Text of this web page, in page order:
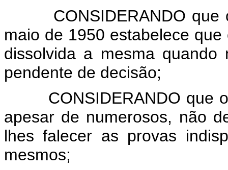
CONSIDERANDO que o
maio de 1950 estabelece
dissolvida a mesma quando
pendente de decisão;
CONSIDERANDO que o
apesar de numerosos, não
lhes falecer as provas
mesmos;